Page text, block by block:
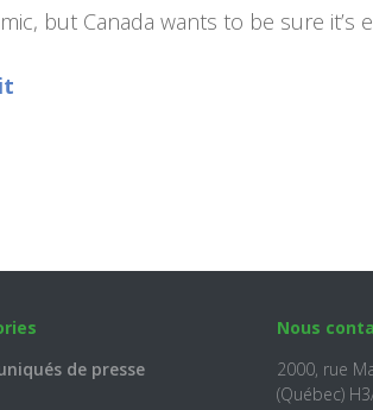
but Canada wants to be sure it’s
de presse
Nous
2000, rue
(Québec)